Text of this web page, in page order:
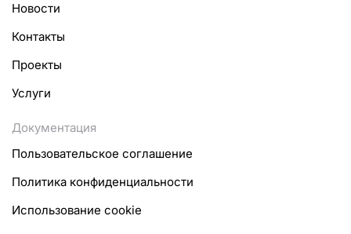
Новости
Контакты
Проекты
Услуги
Документация
Пользовательское соглашение
Политика конфиденциальности
Использование cookie